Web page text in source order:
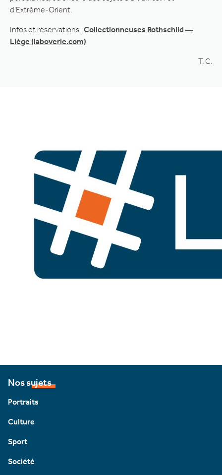
d’Extrême-Orient.
Infos et réservations :Collectionneuses Rothschild —
Liège (laboverie.com)
T. C.
Nos sujets
Portraits
Culture
Sport
Société